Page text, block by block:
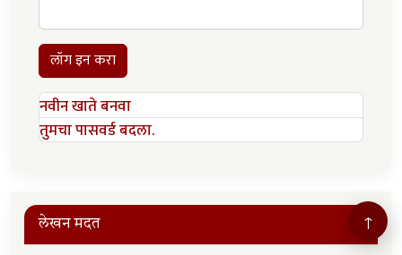
लॉग इन करा
नवीन खाते बनवा
तुमचा पासवर्ड बदला.
लेखन मदत ↑